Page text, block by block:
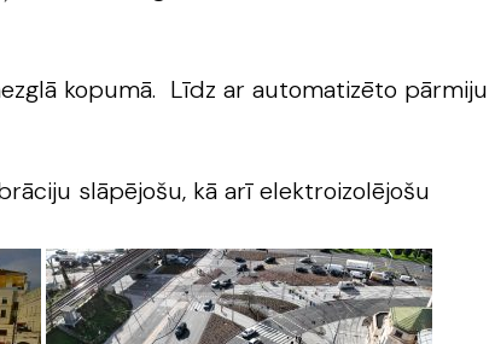
kopumā. Līdz ar automatizēto pārmiju
slāpējošu, kā arī elektroizolējošu